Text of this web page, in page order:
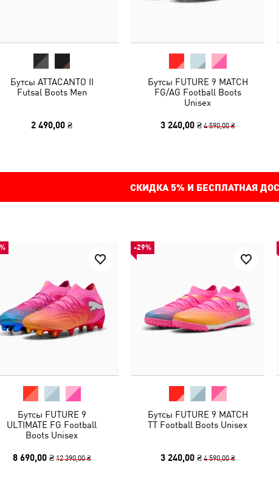
Бутсы ATTACANTO II
Futsal Boots Men
2 490,00 ₴
Бутсы FUTURE 9 MATCH
FG/AG Football Boots
Unisex
3 240,00 ₴ 4 590,00 ₴
СКИДКА 5% И БЕСПЛАТНАЯ
Бутсы FUTURE 9
ULTIMATE FG Football
Boots Unisex
8 690,00 ₴ 12 390,00 ₴
-29%
Бутсы FUTURE 9 MATCH
TT Football Boots Unisex
3 240,00 ₴ 4 590,00 ₴